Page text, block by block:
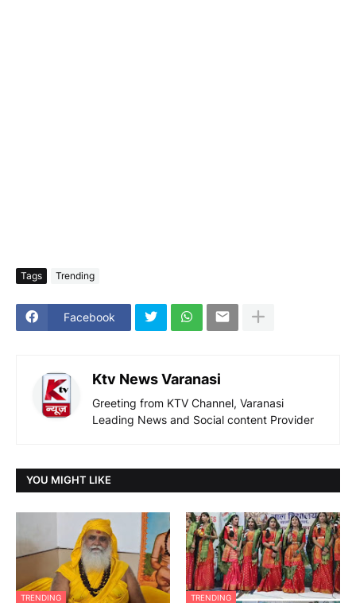
Tags Trending
Facebook
Ktv News Varanasi
Greeting from KTV Channel, Varanasi
Leading News and Social content Provider
YOU MIGHT LIKE
TRENDING TRENDING